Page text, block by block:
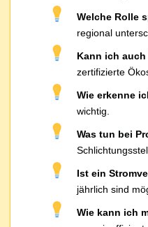
Welche Rolle
regional
Kann ich
zertifizierte
Wie erkenne
wichtig.
Was tun bei
Ist ein
jährlich sind
Wie kann ich